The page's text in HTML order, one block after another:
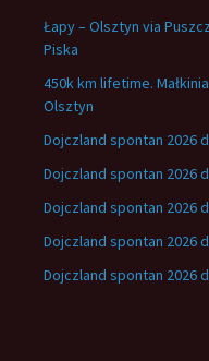
Łapy – Olsztyn via
Piska
450k km lifetime.
Olsztyn
Dojczland spontan 2026
Dojczland spontan 2026
Dojczland spontan 2026
Dojczland spontan 2026
Dojczland spontan 2026